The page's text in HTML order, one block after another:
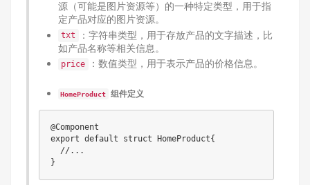
源（可能是图片资源等）的一种特定类型，用于指
定产品对应的图片资源。
txt
：字符串类型，用于存放产品的文字描述，比
如产品名称等相关信息。
price ：数值类型，用于表示产品的价格信息。
HomeProduct 组件定义
@Component
export default struct HomeProduct{
  //...